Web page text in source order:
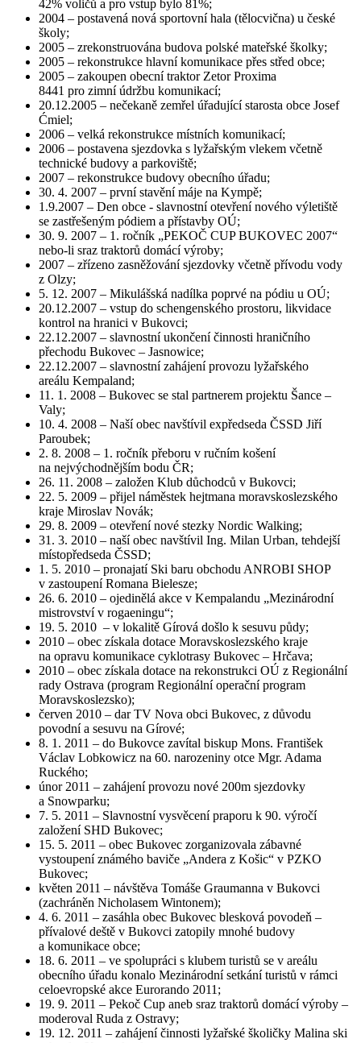
42% voličů a pro vstup bylo 81%;
2004 – postavená nová sportovní hala (tělocvična) u české
školy;
2005 – zrekonstruována budova polské mateřské školky;
2005 – rekonstrukce hlavní komunikace přes střed obce;
2005 – zakoupen obecní traktor Zetor Proxima
8441 pro zimní údržbu komunikací;
20.12.2005 – nečekaně zemřel úřadující starosta obce Josef
Ćmiel;
2006 – velká rekonstrukce místních komunikací;
2006 – postavena sjezdovka s lyžařským vlekem včetně
technické budovy a parkoviště;
2007 – rekonstrukce budovy obecního úřadu;
30. 4. 2007 – první stavění máje na Kympě;
1.9.2007 – Den obce - slavnostní otevření nového výletiště
se zastřešeným pódiem a přístavby OÚ;
30. 9. 2007 – 1. ročník „PEKOČ CUP BUKOVEC 2007“
nebo-li sraz traktorů domácí výroby;
2007 – zřízeno zasněžování sjezdovky včetně přívodu vody
z Olzy;
5. 12. 2007 – Mikulášská nadílka poprvé na pódiu u OÚ;
20.12.2007 – vstup do schengenského prostoru, likvidace
kontrol na hranici v Bukovci;
22.12.2007 – slavnostní ukončení činnosti hraničního
přechodu Bukovec – Jasnowice;
22.12.2007 – slavnostní zahájení provozu lyžařského
areálu Kempaland;
11. 1. 2008 – Bukovec se stal partnerem projektu Šance –
Valy;
10. 4. 2008 – Naší obec navštívil expředseda ČSSD Jiří
Paroubek;
2. 8. 2008 – 1. ročník přeboru v ručním košení
na nejvýchodnějším bodu ČR;
26. 11. 2008 – založen Klub důchodců v Bukovci;
22. 5. 2009 – přijel náměstek hejtmana moravskoslezského
kraje Miroslav Novák;
29. 8. 2009 – otevření nové stezky Nordic Walking;
31. 3. 2010 – naší obec navštívil Ing. Milan Urban, tehdejší
místopředseda ČSSD;
1. 5. 2010 – pronajatí Ski baru obchodu ANROBI SHOP
v zastoupení Romana Bielesze;
26. 6. 2010 – ojedinělá akce v Kempalandu „Mezinárodní
mistrovství v rogaeningu“;
19. 5. 2010 – v lokalitě Gírová došlo k sesuvu půdy;
2010 – obec získala dotace Moravskoslezského kraje
na opravu komunikace cyklotrasy Bukovec – Hrčava;
2010 – obec získala dotace na rekonstrukci OÚ z Regionální
rady Ostrava (program Regionální operační program
Moravskoslezsko);
červen 2010 – dar TV Nova obci Bukovec, z důvodu
povodní a sesuvu na Gírové;
8. 1. 2011 – do Bukovce zavítal biskup Mons. František
Václav Lobkowicz na 60. narozeniny otce Mgr. Adama
Ruckého;
únor 2011 – zahájení provozu nové 200m sjezdovky
a Snowparku;
7. 5. 2011 – Slavnostní vysvěcení praporu k 90. výročí
založení SHD Bukovec;
15. 5. 2011 – obec Bukovec zorganizovala zábavné
vystoupení známého baviče „Andera z Košic“ v PZKO
Bukovec;
květen 2011 – návštěva Tomáše Graumanna v Bukovci
(zachráněn Nicholasem Wintonem);
4. 6. 2011 – zasáhla obec Bukovec blesková povodeň –
přívalové deště v Bukovci zatopily mnohé budovy
a komunikace obce;
18. 6. 2011 – ve spolupráci s klubem turistů se v areálu
obecního úřadu konalo Mezinárodní setkání turistů v rámci
celoevropské akce Eurorando 2011;
19. 9. 2011 – Pekoč Cup aneb sraz traktorů domácí výroby –
moderoval Ruda z Ostravy;
19. 12. 2011 – zahájení činnosti lyžařské školičky Malina ski